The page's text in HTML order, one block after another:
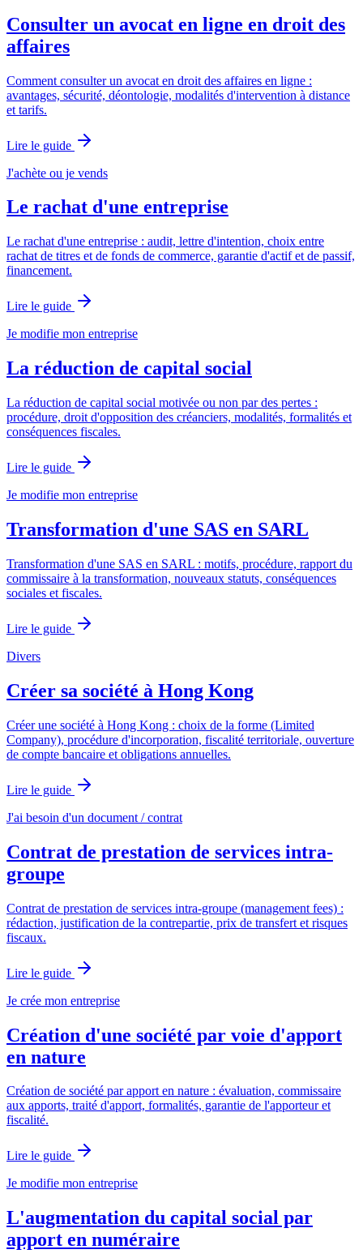
Consulter un avocat en ligne en droit des
affaires
Comment consulter un avocat en droit des affaires en ligne :
avantages, sécurité, déontologie, modalités d'intervention à distance
et tarifs.
Lire le guide
J'achète ou je vends
Le rachat d'une entreprise
Le rachat d'une entreprise : audit, lettre d'intention, choix entre
rachat de titres et de fonds de commerce, garantie d'actif et de passif,
financement.
Lire le guide
Je modifie mon entreprise
La réduction de capital social
La réduction de capital social motivée ou non par des pertes :
procédure, droit d'opposition des créanciers, modalités, formalités et
conséquences fiscales.
Lire le guide
Je modifie mon entreprise
Transformation d'une SAS en SARL
Transformation d'une SAS en SARL : motifs, procédure, rapport du
commissaire à la transformation, nouveaux statuts, conséquences
sociales et fiscales.
Lire le guide
Divers
Créer sa société à Hong Kong
Créer une société à Hong Kong : choix de la forme (Limited
Company), procédure d'incorporation, fiscalité territoriale, ouverture
de compte bancaire et obligations annuelles.
Lire le guide
J'ai besoin d'un document / contrat
Contrat de prestation de services intra-
groupe
Contrat de prestation de services intra-groupe (management fees) :
rédaction, justification de la contrepartie, prix de transfert et risques
fiscaux.
Lire le guide
Je crée mon entreprise
Création d'une société par voie d'apport
en nature
Création de société par apport en nature : évaluation, commissaire
aux apports, traité d'apport, formalités, garantie de l'apporteur et
fiscalité.
Lire le guide
Je modifie mon entreprise
L'augmentation du capital social par
apport en numéraire